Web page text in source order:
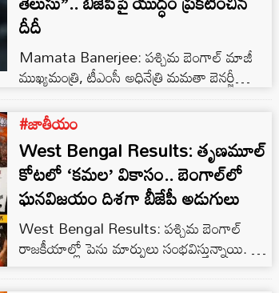
దీదీ
Mamata Banerjee: పశ్చిమ బెంగాల్ మాజీ
ముఖ్యమంత్రి, టీఎంసీ అధినేత్రి మమతా బెనర్జీ
కేంద్రంలోని బీజేపీ ప్రభుత్వంపై తీవ్ర స్థాయిలో
విరుచుకుపడ్డారు. రవీంద్రనాథ్ ఠాగోర్ జయంతిని
పురస్కరించుకుని ఆమె కీలక వ్యాఖ్యలు చేశారు.
దేశంలో ప్రజాస్వామ్యాన్ని కాపాడేందుకు, బీజేపీ
నియంతృత్వ పోకడలను అడ్డుకునేందుకు
ప్రతిపక్షాలన్నీ ఏకం కావాలని ఆమె పిలుపునిచ్చారు.
ఠాగోర్ జయంతి వేడుకల నిర్వహణలో తనకు
ఎదురైన చేదు అనుభవాన్ని మమత ఈ సందర్భంగా
ప్రస్తావించారు. కాళీఘాట్ కూడలి, ముక్తదల్ వంటి
#జాతీయం
West Bengal Results: తృణమూల్
కోటలో ‘కమల’ వికాసం.. బెంగాల్‌లో
ఘనవిజయం దిశగా బీజేపీ అడుగులు
West Bengal Results: పశ్చిమ బెంగాల్
రాజకీయాల్లో పెను మార్పులు సంభవిస్తున్నాయి. గత
పదేళ్లుగా తిరుగులేని శక్తిగా ఉన్న తృణమూల్